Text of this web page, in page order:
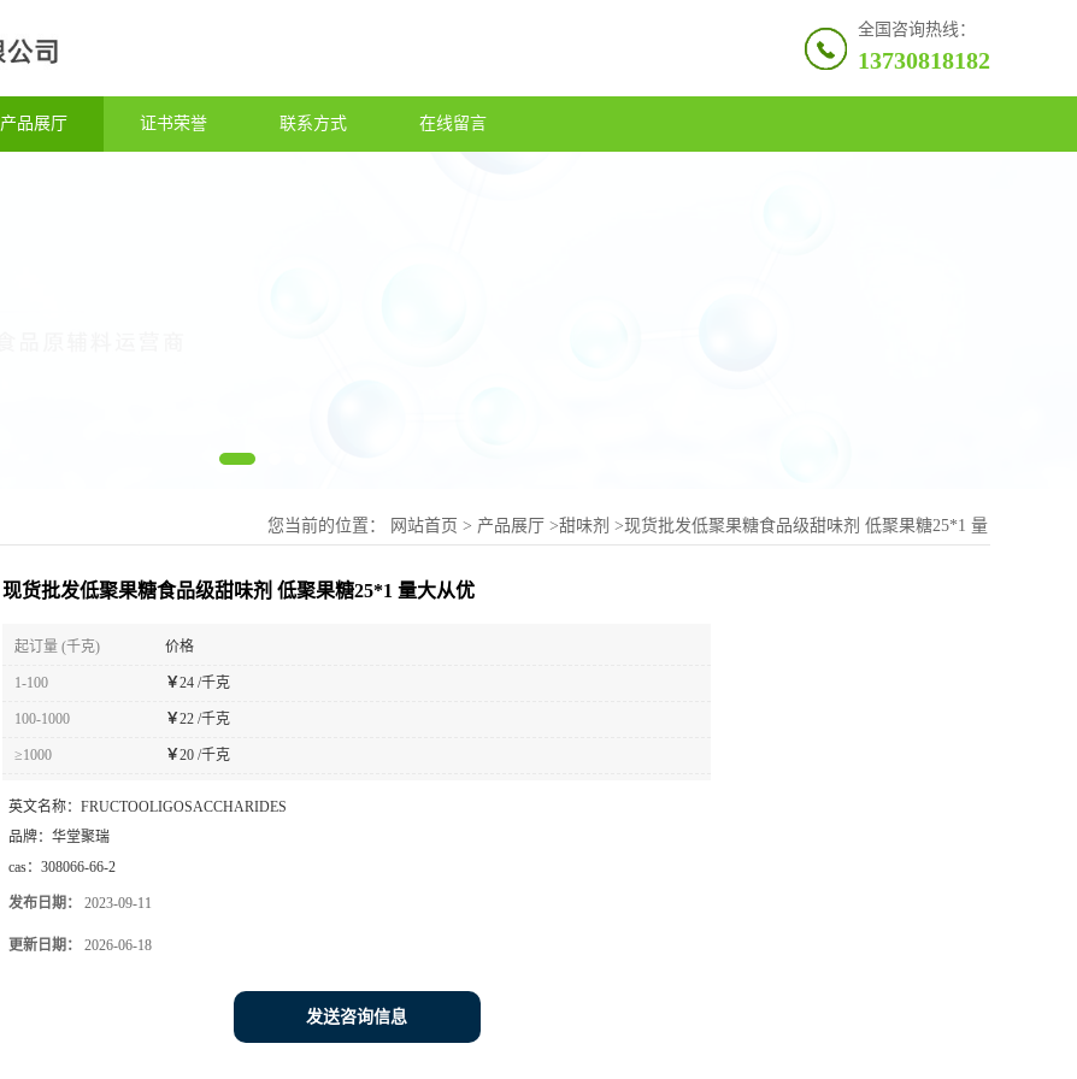
全国咨询热线：
13730818182
产品展厅 证书荣誉 联系方式 在线留言
您当前的位置： 网站首页 > 产品展厅 >甜味剂 >现货批发低聚果糖食品级甜味剂 低聚果糖25*1 量
现货批发低聚果糖食品级甜味剂 低聚果糖25*1 量大从优
起订量 (千克) 价格
1-100 ￥24 /千克
100-1000 ￥22 /千克
≥1000 ￥20 /千克
英文名称： FRUCTOOLIGOSACCHARIDES
品牌： 华堂聚瑞
cas： 308066-66-2
发布日期： 2023-09-11
更新日期： 2026-06-18
发送咨询信息